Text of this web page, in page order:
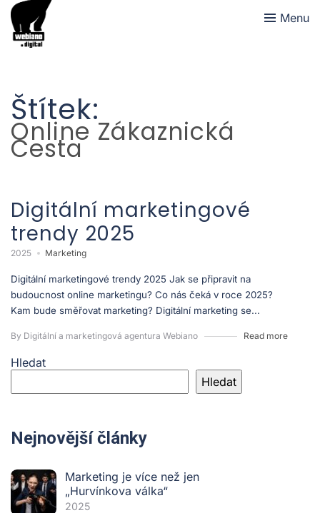
Menu
Štítek:
Online Zákaznická
Cesta
Digitální marketingové
trendy 2025
2025 Marketing
Digitální marketingové trendy 2025 Jak se připravit na
budoucnost online marketingu? Co nás čeká v roce 2025?
Kam bude směřovat marketing? Digitální marketing se...
By Digitální a marketingová agentura Webiano Read more
Hledat
Hledat
Nejnovější články
Marketing je více než jen
„Hurvínkova válka“
2025